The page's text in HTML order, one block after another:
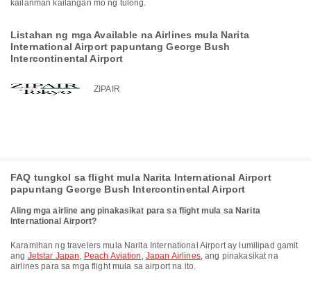
kailanman kailangan mo ng tulong.
Listahan ng mga Available na Airlines mula Narita
International Airport papuntang George Bush
Intercontinental Airport
ZIPAIR
FAQ tungkol sa flight mula Narita International Airport
papuntang George Bush Intercontinental Airport
Aling mga airline ang pinakasikat para sa flight mula sa Narita
International Airport?
Karamihan ng travelers mula Narita International Airport ay lumilipad gamit
ang Jetstar Japan, Peach Aviation , Japan Airlines, ang pinakasikat na
airlines para sa mga flight mula sa airport na ito.